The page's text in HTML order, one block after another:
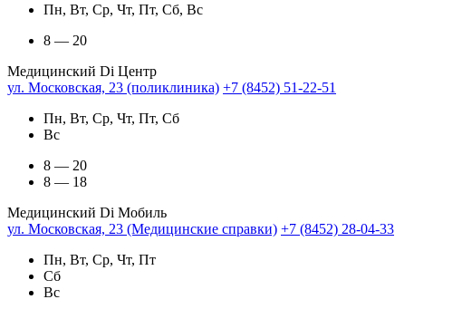
Пн, Вт, Ср, Чт, Пт, Сб, Вс
8 — 20
Медицинский Di Центр
ул. Московская, 23 (поликлиника) +7 (8452) 51-22-51
Пн, Вт, Ср, Чт, Пт, Сб
Вс
8 — 20
8 — 18
Медицинский Di Мобиль
ул. Московская, 23 (Медицинские справки) +7 (8452) 28-04-33
Пн, Вт, Ср, Чт, Пт
Сб
Вс